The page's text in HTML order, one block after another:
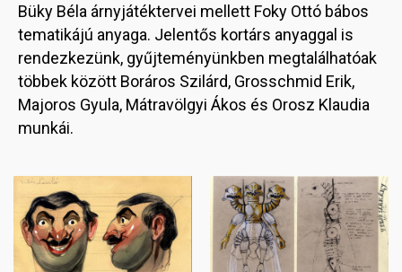
Büky Béla árnyjátéktervei mellett Foky Ottó bábos
tematikájú anyaga. Jelentős kortárs anyaggal is
rendezkezünk, gyűjteményünkben megtalálhatóak
többek között Boráros Szilárd, Grosschmid Erik,
Majoros Gyula, Mátravölgyi Ákos és Orosz Klaudia
munkái.
Image Image